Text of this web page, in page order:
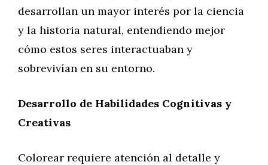
desarrollan un mayor interés por la ciencia
y la historia natural, entendiendo mejor
cómo estos seres interactuaban y
sobrevivían en su entorno.
Desarrollo de Habilidades Cognitivas y
Creativas
Colorear requiere atención al detalle y